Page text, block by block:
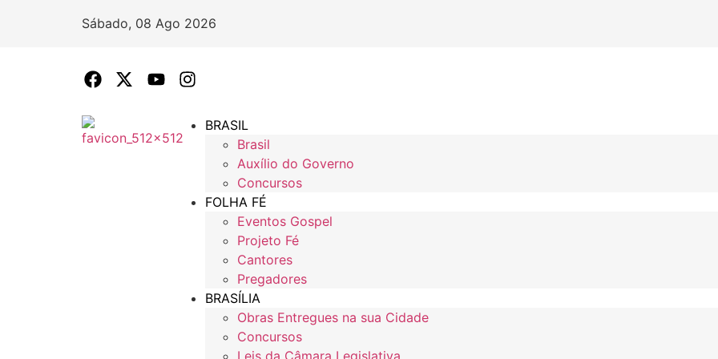
Sábado, 08 Ago 2026
BRASIL
Brasil
Auxílio do Governo
Concursos
FOLHA FÉ
Eventos Gospel
Projeto Fé
Cantores
Pregadores
BRASÍLIA
Obras Entregues na sua Cidade
Concursos
Leis da Câmara Legislativa